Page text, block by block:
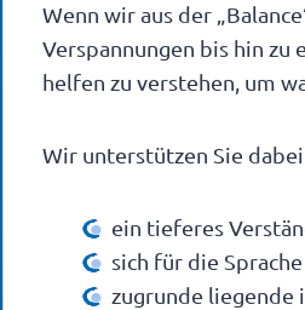
Wenn wir aus der
Verspannungen bis hin zu
helfen zu verstehen, um
Wir unterstützen Sie dabei
ein tieferes
sich für die
zugrunde liegende